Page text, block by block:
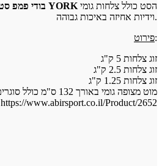
בודי פמפ סט גומי איכותי במיוחד מבית YORK
וידיות אחיזה באיכות גבוהה.
פירוט:
זוג צלחות 5 ק"ג
זוג צלחות 2.5 ק"ג
זוג צלחות 1.25 ק"ג
מוט מצופה גומי באורך 132 ס"מ כולל סוגרים
https://www.abirsport.co.il/Product/2652